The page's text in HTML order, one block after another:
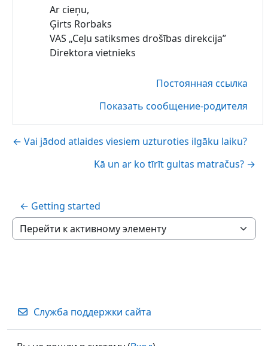
Ar cieņu,
Ģirts Rorbaks
VAS „Ceļu satiksmes drošības direkcija”
Direktora vietnieks
Постоянная ссылка
Показать сообщение-родителя
← Vai jādod atlaides viesiem uzturoties ilgāku laiku?
Kā un ar ko tīrīt gultas matračus? →
← Getting started
Перейти к активному элементу
Служба поддержки сайта